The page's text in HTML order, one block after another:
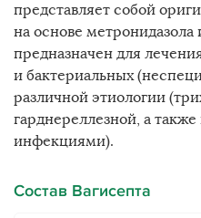
представляет собой
на основе метронидазола
предназначен для
и бактериальных
различной этиологии
гарднереллезной, а
инфекциями).
Состав Вагисепта